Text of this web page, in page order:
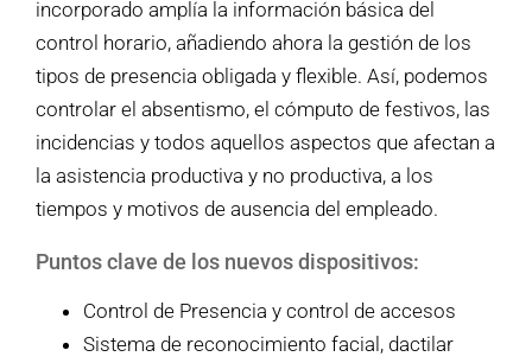
incorporado amplía la información básica del
control horario, añadiendo ahora la gestión de los
tipos de presencia obligada y flexible. Así, podemos
controlar el absentismo, el cómputo de festivos, las
incidencias y todos aquellos aspectos que afectan a
la asistencia productiva y no productiva, a los
tiempos y motivos de ausencia del empleado.
Puntos clave de los nuevos dispositivos:
Control de Presencia y control de accesos
Sistema de reconocimiento facial, dactilar